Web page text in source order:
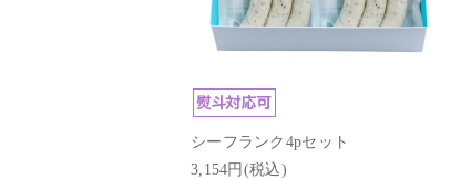
シーフランク4pセット
3,154円(税込)